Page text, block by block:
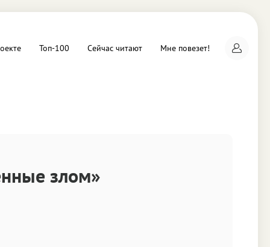
Топ-100 Сейчас читают Мне повезет!
злом»